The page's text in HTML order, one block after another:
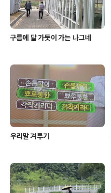
구름에 달 가듯이 가는 나그네
우리말 겨루기